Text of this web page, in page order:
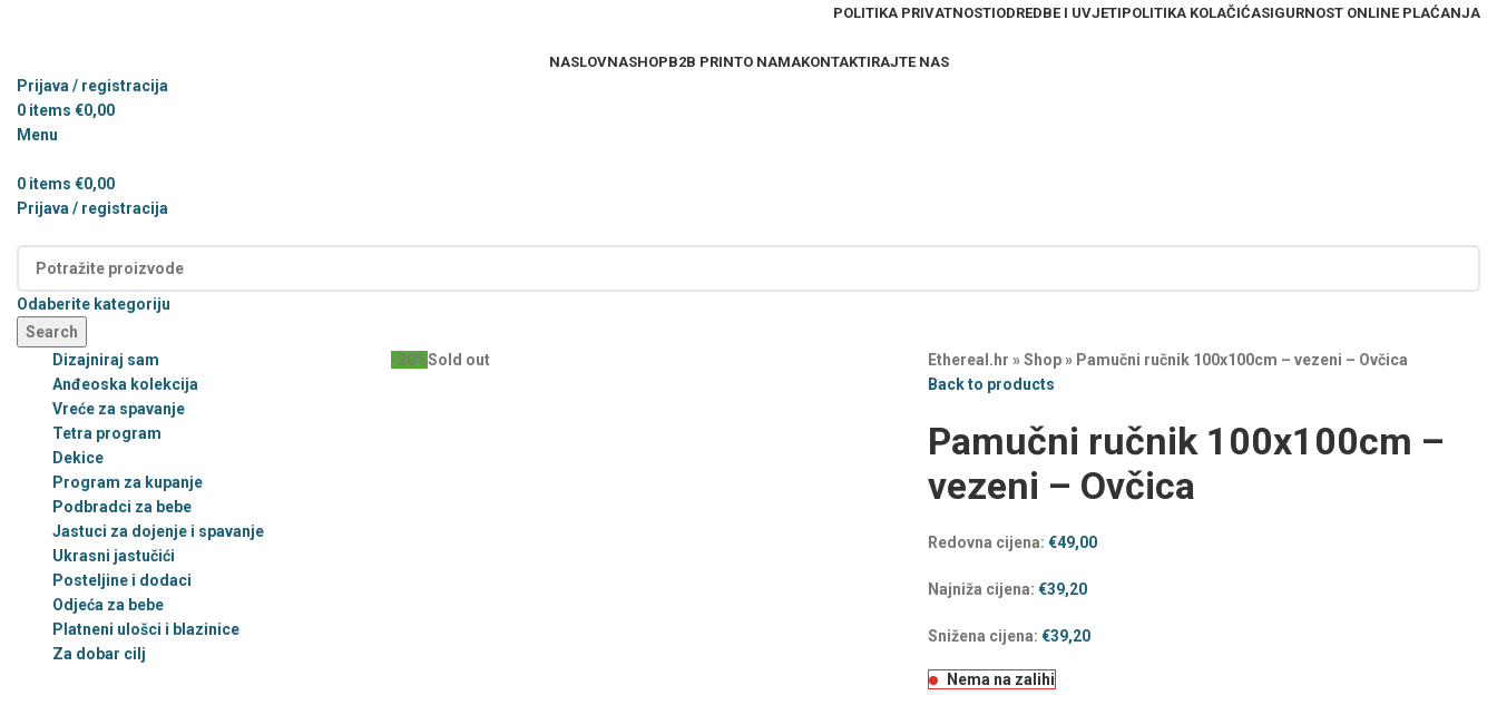
POLITIKA PRIVATNOSTIODREDBE I UVJETIPOLITIKA KOLAČIĆASIGURNOST ONLINE PLAĆANJA
NASLOVNASHOPB2B PRINTO NAMAKONTAKTIRAJTE NAS
Prijava / registracija
0 items €0,00
Menu
0 items €0,00
Prijava / registracija
Odaberite kategoriju
Search
-20%Sold out Ethereal.hr »Shop» Pamučni ručnik 100x100cm – vezeni – Ovčica
Back to products
Pamučni ručnik 100x100cm –
vezeni – Ovčica
Redovna cijena: €49,00
Najniža cijena: €39,20
Snižena cijena: €39,20
Nema na zalihi
Dizajniraj sam
Anđeoska kolekcija
Vreće za spavanje
Tetra program
Dekice
Program za kupanje
Podbradci za bebe
Jastuci za dojenje i spavanje
Ukrasni jastučići
Posteljine i dodaci
Odjeća za bebe
Platneni ulošci i blazinice
Za dobar cilj